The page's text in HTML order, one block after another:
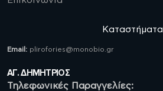
Καταστήματα
Email: plirofories@monobio.gr
ΑΓ. ΔΗΜΗΤΡΙΟΣ
Τηλεφωνικές Παραγγελίες: